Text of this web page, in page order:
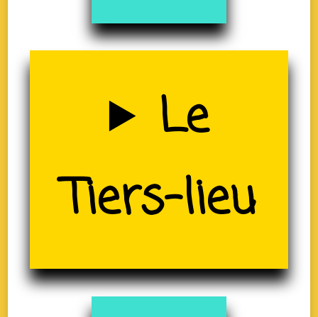
Uzerche
(19)
Le
Tiers-lieu